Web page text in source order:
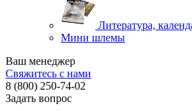
Литература,
Мини шлемы
Ваш менеджер
Свяжитесь с нами
8 (800) 250-74-02
Задать вопрос